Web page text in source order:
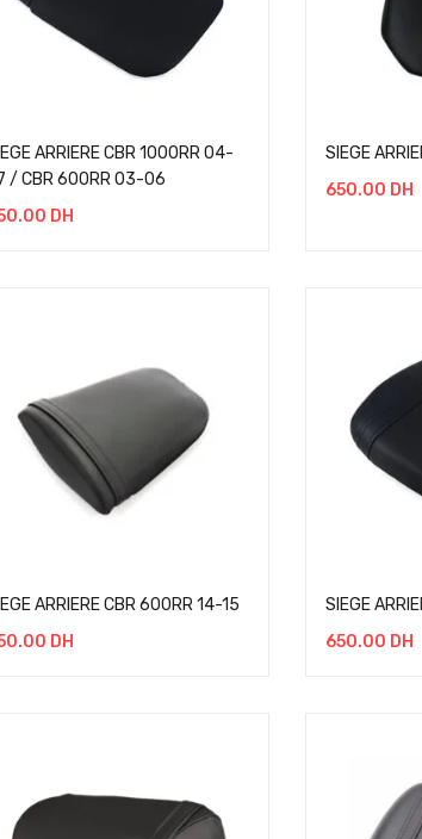
ARRIERE CBR 1000RR 04-
/ CBR 600RR 03-06
DH
SIEGE
650.00 DH
ARRIERE CBR 600RR 14-15
DH
SIEGE
650.00 DH